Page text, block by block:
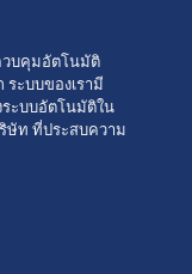
บคุมอัตโนมัติ
ระบบของเรามี
ะบบอัตโนมัติใน
ษัท ที่ประสบความ